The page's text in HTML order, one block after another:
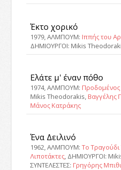
Έκτο χορικό
1979, ΑΛΜΠΟΥΜ: Ιππής του
ΔΗΜΙΟΥΡΓΟΙ: Mikis
Ελάτε μ' έναν πόθο
1974, ΑΛΜΠΟΥΜ:
Mikis Theodorakis, Βαγγέλης
Μάνος Κατράκης
Ένα Δειλινό
1962, ΑΛΜΠΟΥΜ:Το
Λιποτάκτες, ΔΗΜΙΟΥΡΓΟΙ:
ΣΥΝΤΕΛΕΣΤΕΣ: Γρηγόρης